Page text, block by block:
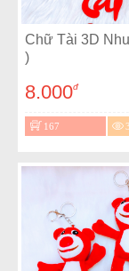
Chữ Tài 3D
)
8.000đ
167